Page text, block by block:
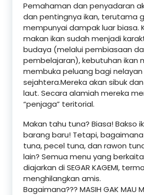
Pemahaman dan penyadaran
dan pentingnya ikan, terutama
mempunyai dampak luar biasa.
makan ikan sudah menjadi
budaya (melalui pembiasaan
pembelajaran), kebutuhan ikan
membuka peluang bagi nelayan
sejahtera.Mereka akan sibuk
laut. Secara alamiah mereka
“penjaga” teritorial.
Makan tahu tuna? Biasa! Bakso
barang baru! Tetapi,
tuna, pecel tuna, dan rawon
lain? Semua menu yang
diajarkan di SEGAR KAGEMI,
menghilangkan amis.
Bagaimana??? MASIH GAK MAU